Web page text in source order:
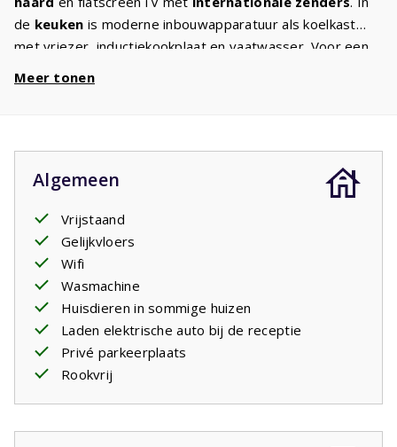
de keuken is moderne inbouwapparatuur als koelkast
met vriezer, inductiekookplaat en vaatwasser. Voor een
comfortabel tuinmeubilair entwee ligbeddenkunt u tot
laat in de avond genieten van de Franse sterrenhemel. U
door mooie struiken, bomen en
heesters.
Meer tonen
Algemeen
Vrijstaand
Gelijkvloers
Wifi
Wasmachine
Huisdieren in sommige huizen
Laden elektrische auto bij de receptie
Privé parkeerplaats
Rookvrij